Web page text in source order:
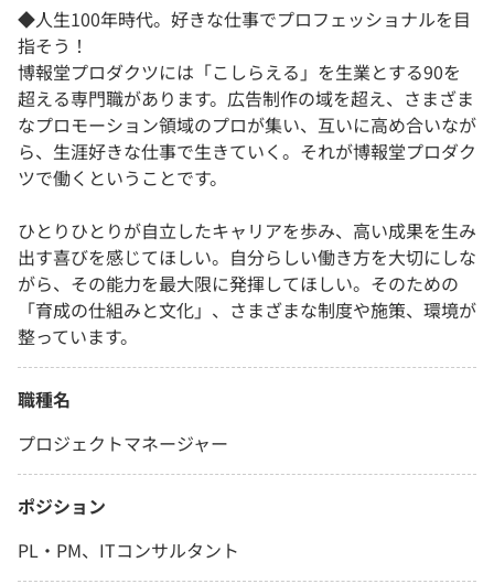
◆人生100年時代。好きな仕事でプロフェッショナルを目
指そう！
博報堂プロダクツには「こしらえる」を生業とする90を
超える専門職があります。広告制作の域を超え、さまざま
なプロモーション領域のプロが集い、互いに高め合いなが
ら、生涯好きな仕事で生きていく。それが博報堂プロダク
ツで働くということです。
ひとりひとりが自立したキャリアを歩み、高い成果を生み
出す喜びを感じてほしい。自分らしい働き方を大切にしな
がら、その能力を最大限に発揮してほしい。そのための
「育成の仕組みと文化」、さまざまな制度や施策、環境が
整っています。
職種名
プロジェクトマネージャー
ポジション
PL・PM、ITコンサルタント